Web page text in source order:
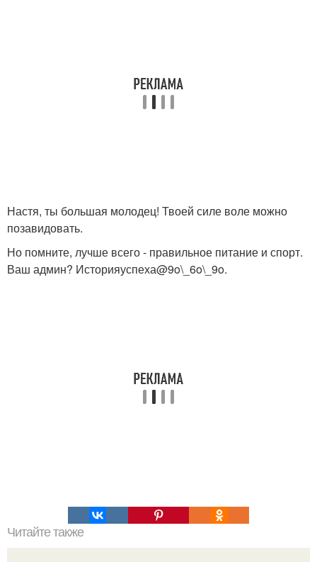
Настя, ты большая молодец! Твоей силе воле можно
позавидовать.
Но помните, лучше всего - правильное питание и спорт.
Ваш админ? Историяуспеха@9o\_6o\_9o.
Читайте также